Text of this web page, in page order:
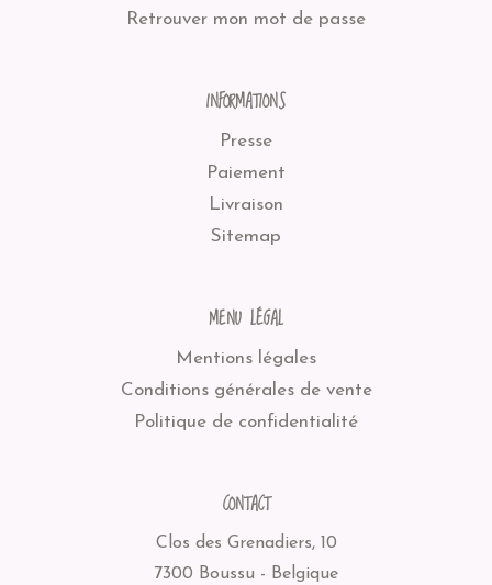
Retrouver mon mot de passe
INFORMATIONS
Presse
Paiement
Livraison
Sitemap
MENU LÉGAL
Mentions légales
Conditions générales de vente
Politique de confidentialité
CONTACT
Clos des Grenadiers, 10
7300 Boussu - Belgique